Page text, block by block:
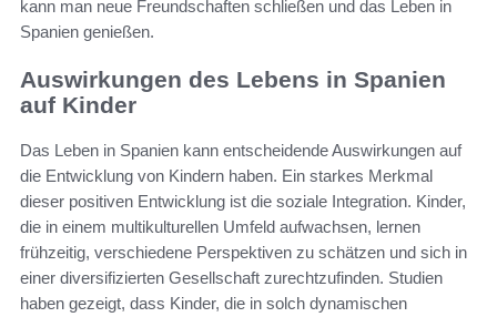
kann man neue Freundschaften schließen und das Leben in
Spanien genießen.
Auswirkungen des Lebens in Spanien
auf Kinder
Das Leben in Spanien kann entscheidende Auswirkungen auf
die Entwicklung von Kindern haben. Ein starkes Merkmal
dieser positiven Entwicklung ist die soziale Integration. Kinder,
die in einem multikulturellen Umfeld aufwachsen, lernen
frühzeitig, verschiedene Perspektiven zu schätzen und sich in
einer diversifizierten Gesellschaft zurechtzufinden. Studien
haben gezeigt, dass Kinder, die in solch dynamischen